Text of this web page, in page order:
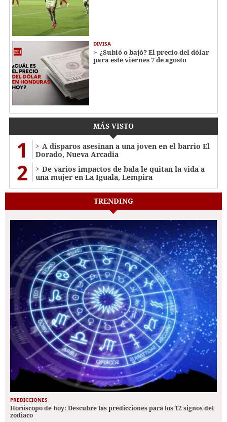
DIVISA
¿Subió o bajó? El precio del dólar
para este viernes 7 de agosto
MÁS VISTO
1
A disparos asesinan a una joven en el barrio El
Dorado, Nueva Arcadia
2
De varios impactos de bala le quitan la vida a
una mujer en La Iguala, Lempira
TRENDING
PREDICCIONES
Horóscopo de hoy: Descubre las predicciones para los 12 signos del
zodiaco